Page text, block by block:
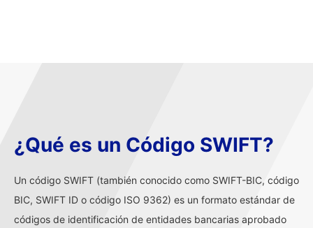
¿Qué es un Código SWIFT?
Un código SWIFT (también conocido como SWIFT-BIC, código
BIC, SWIFT ID o código ISO 9362) es un formato estándar de
códigos de identificación de entidades bancarias aprobado